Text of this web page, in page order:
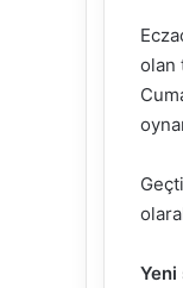
olan
Yeni